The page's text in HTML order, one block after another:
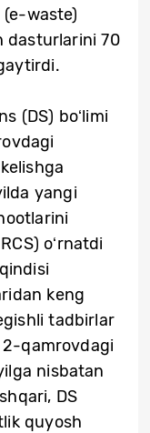
waste)
dasturlarini 70
(DS) boʻlimi
yangi
oʻrnatdi
keng
tadbirlar
2-qamrovdagi
nisbatan
DS
quyosh